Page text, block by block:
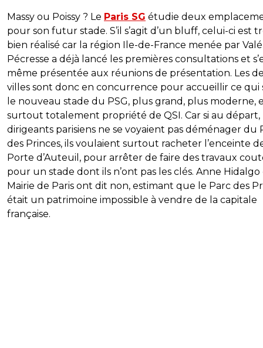
Massy ou Poissy ? Le Paris SG étudie deux
pour son futur stade. S’il s’agit d’un bluff, celui-ci est
bien réalisé car la région Ile-de-France menée par
Pécresse a déjà lancé les premières consultations et
même présentée aux réunions de présentation. Les
villes sont donc en concurrence pour accueillir ce qui
le nouveau stade du PSG, plus grand, plus moderne,
surtout totalement propriété de QSI. Car si au départ,
dirigeants parisiens ne se voyaient pas déménager du
des Princes, ils voulaient surtout racheter l’enceinte
Porte d’Auteuil, pour arrêter de faire des travaux
pour un stade dont ils n’ont pas les clés. Anne Hidalgo
Mairie de Paris ont dit non, estimant que le Parc des
était un patrimoine impossible à vendre de la capitale
française.